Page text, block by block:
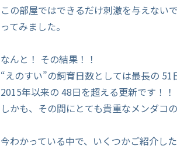
この部屋ではできるだけ刺激を与えない
ってみました。
なんと！ その結果！！
“えのすい”の飼育日数としては最長の
2015年以来の 48日を超える更新です！！
しかも、その間にとても貴重なメンダコ
今わかっている中で、いくつかご紹介した